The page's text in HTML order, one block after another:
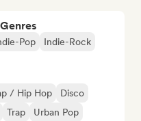
Pop
Indie-Rock
/ Hip Hop
Disco
Trap Urban Pop